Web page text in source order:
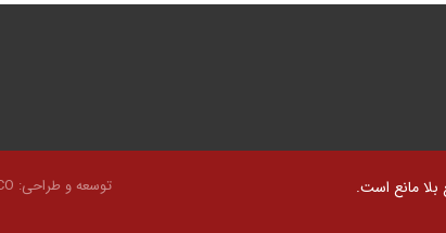
بلا مانع است. توسعه و طراحی: